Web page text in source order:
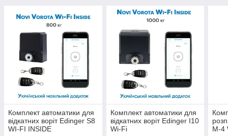
Комплект автоматики для
відкатних воріт Edinger S8
WI-FI INSIDE
Комплект автоматики для
відкатних воріт Edinger I10
Wi-Fi
М-4